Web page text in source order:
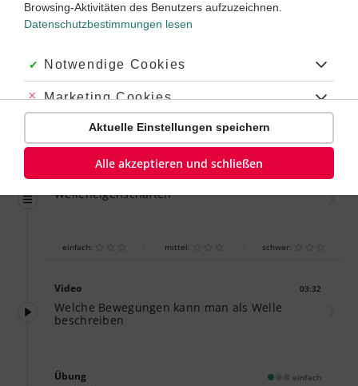
VIDEOS, AUFGABEN UND ÜBUNGEN ZUGEHÖRIGE KLASSENARBEITEN
Dauer:
einfach
Welleneigenschaften
einfach: mittel: schwer:
Video 03:32
Welche Bewegungen kann man als Welle
beschreiben
Übung einfach
Browsing-Aktivitäten des Benutzers aufzuzeichnen.
Datenschutzbestimmungen lesen
Akzeptiert:
Notwendige Cookies
Abgelehnt:
Marketing Cookies
Abgelehnt:
Personalisierungs-Cookies
Aktuelle Einstellungen speichern
Alle akzeptieren und schließen